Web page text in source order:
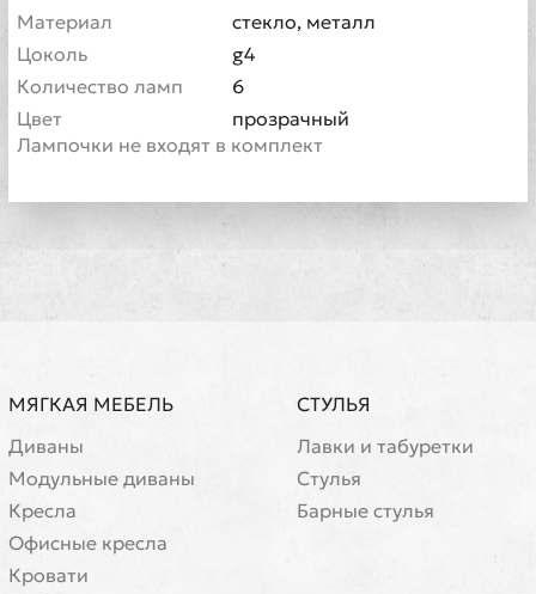
Материал
стекло, металл
Цоколь
g4
Количество ламп
6
Цвет
прозрачный
Лампочки не входят в комплект
МЯГКАЯ МЕБЕЛЬ
Диваны
Модульные диваны
Кресла
Офисные кресла
Кровати
СТУЛЬЯ
Лавки и табуретки
Стулья
Барные стулья